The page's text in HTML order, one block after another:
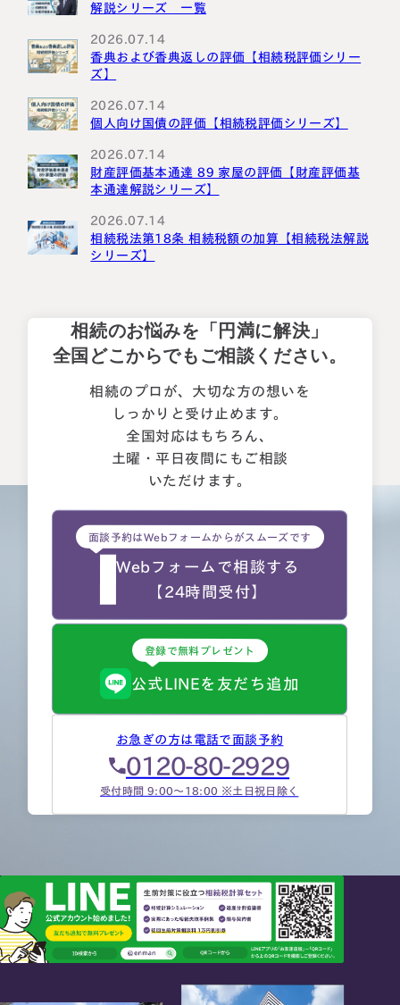
解説シリーズ 一覧
2026.07.14
香典および香典返しの評価【相続税評価シリー
ズ】
2026.07.14
個人向け国債の評価【相続税評価シリーズ】
2026.07.14
財産評価基本通達 89 家屋の評価【財産評価基
本通達解説シリーズ】
2026.07.14
相続税法第18条 相続税額の加算【相続税法解説
シリーズ】
相続のお悩みを「円満に解決」
全国どこからでもご相談ください。
相続のプロが、大切な方の想いを
しっかりと受け止めます。
全国対応はもちろん、
土曜・平日夜間にもご相談
いただけます。
面談予約はWebフォームからがスムーズです
Webフォームで相談する
【24時間受付】
登録で無料プレゼント
公式LINEを友だち追加
お急ぎの方は電話で面談予約
0120-80-2929
受付時間 9:00～18:00 ※土日祝日除く